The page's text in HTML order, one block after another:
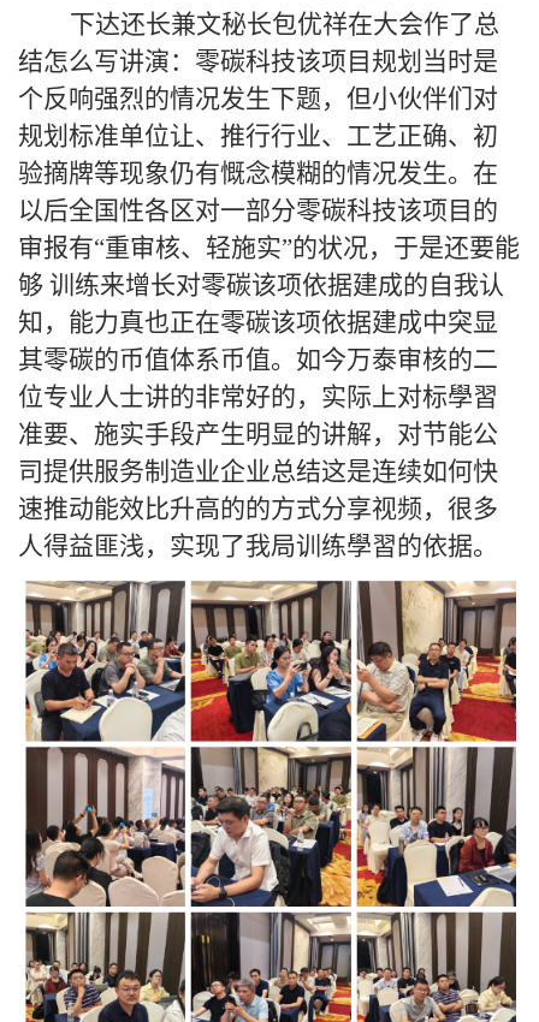
下达还长兼文秘长包优祥在大会作了总
结怎么写讲演：零碳科技该项目规划当时是
个反响强烈的情况发生下题，但小伙伴们对
规划标准单位让、推行行业、工艺正确、初
验摘牌等现象仍有慨念模糊的情况发生。在
以后全国性各区对一部分零碳科技该项目的
审报有“重审核、轻施实”的状况，于是还要能
够 训练来增长对零碳该项依据建成的自我认
知，能力真也正在零碳该项依据建成中突显
其零碳的币值体系币值。如今万泰审核的二
位专业人士讲的非常好的，实际上对标學習
准要、施实手段产生明显的讲解，对节能公
司提供服务制造业企业总结这是连续如何快
速推动能效比升高的的方式分享视频，很多
人得益匪浅，实现了我局训练學習的依据。